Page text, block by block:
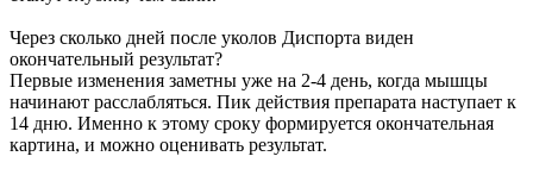
Через сколько дней после уколов Диспорта виден
окончательный результат?
Первые изменения заметны уже на 2-4 день, когда мышцы
начинают расслабляться. Пик действия препарата наступает к
14 дню. Именно к этому сроку формируется окончательная
картина, и можно оценивать результат.